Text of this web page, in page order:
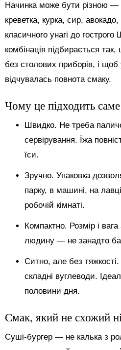
Начинка може бути різною —
креветка, курка, сир,
класичного унагі до
комбінація підбирається
без столових приборів, і щоб
відчувалась повнота смаку.
Чому це підходить
Швидко. Не треба
сервірування. Їжа
їси.
Зручно. Упаковка
парку, в машині, на
робочій кімнаті.
Компактно. Розмір і
людину — не занадто
Ситно, але без
складні вуглеводи.
половини дня.
Смак, який не схожий
Суші-бургер — не калька з